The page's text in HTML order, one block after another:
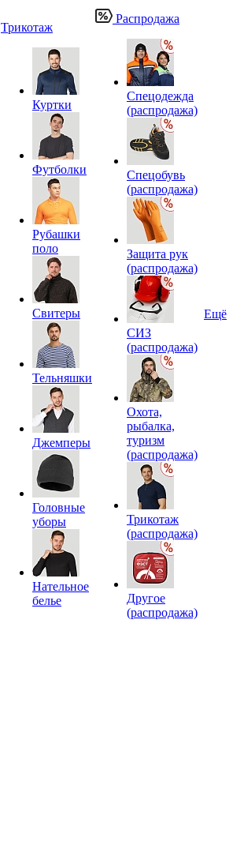
Трикотаж
Куртки
Футболки
Рубашки
поло
Свитеры
Тельняшки
Джемперы
Головные
уборы
Нательное
белье
Распродажа
Спецодежда
(распродажа)
Спецобувь
(распродажа)
Защита рук
(распродажа)
СИЗ
(распродажа)
Охота,
рыбалка,
туризм
(распродажа)
Трикотаж
(распродажа)
Другое
(распродажа)
Ещё